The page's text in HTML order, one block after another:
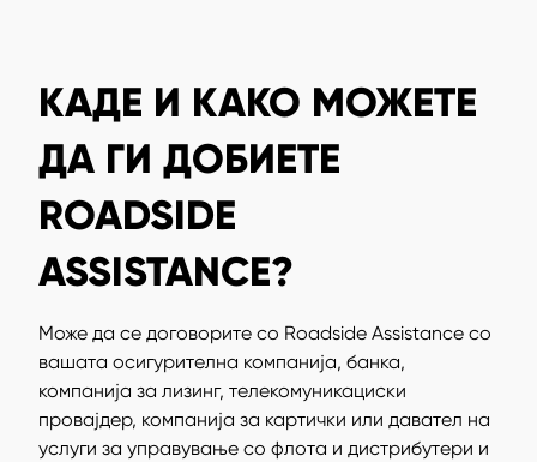
КАДЕ И КАКО МОЖЕТЕ
ДА ГИ ДОБИЕТЕ
ROADSIDE
ASSISTANCE?
Може да се договорите со Roadside Assistance со
вашата осигурителна компанија, банка,
компанија за лизинг, телекомуникациски
провајдер, компанија за картички или давател на
услуги за управување со флота и дистрибутери и